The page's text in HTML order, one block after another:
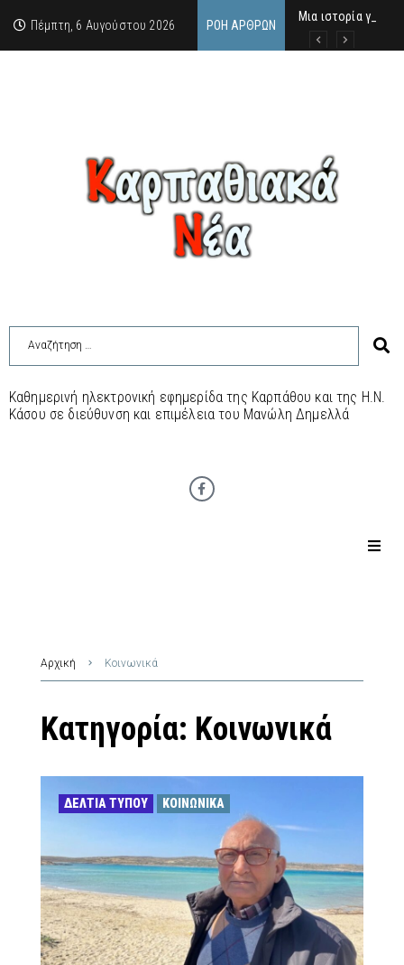
Πέμπτη, 6 Αυγούστου 2026 ΡΟΉ ΆΡΘΡΩΝ
Μια ιστορία για τη
Δρ. Εμμανουέλλα
Χάιδω-Ειρήνη
Καθημερινή ηλεκτρονική εφημερίδα της Καρπάθου και της Η.Ν.
Κάσου σε διεύθυνση και επιμέλεια του Μανώλη Δημελλά
Αρχική Κοινωνικά
Κατηγορία: Κοινωνικά
ΔΕΛΤΊΑ ΤΎΠΟΥ ΚΟΙΝΩΝΙΚΆ